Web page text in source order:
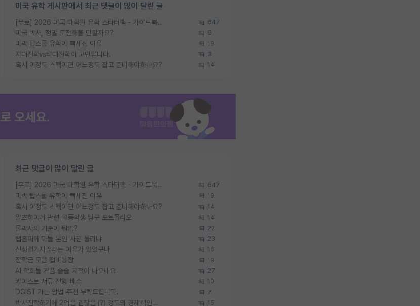
미국 유학 게시판에서 최근 댓글이 많이 달린 글
[무료] 2026 미국 대학원 유학 스타터팩 - 가이드북 & 합격자 컨택메일 템플릿 647
미국 박사, 정말 도전해볼 만할까요? 9
미박 탑스쿨 유학이 빡세진 이유 19
자대진학vs타대진학이 고민입니다. 3
혹시 이정도 스펙이면 어느정도 잡고 준비해야하나요? 14
최근 댓글이 많이 달린 글
[무료] 2026 미국 대학원 유학 스타터팩 - 가이드북 & 합격자 컨택메일 템플릿 647
미박 탑스쿨 유학이 빡세진 이유 19
혹시 이정도 스펙이면 어느정도 잡고 준비해야하나요? 14
알츠하이머 관련 고등학생 탐구 포트폴리오 14
물박사의 기준이 뭐임? 22
랩홈피에 다들 본인 사진 올리냐 23
신생랩가지말라는 이유가 있었구나 16
장학금 모은 랩비통장 19
AI 학회들 거품 슬슬 지적이 나오네요 27
카이스트 서류 전형 배수 10
DGIST 가는 방법 추천 부탁드립니다. 7
박사진학하기에 2억은 괜찮은 (?) 정도의 경제력인가요 15